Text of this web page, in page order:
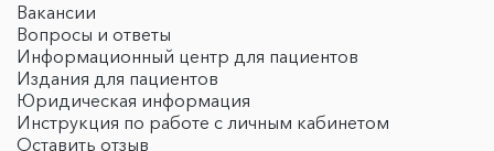
Вакансии
Вопросы и ответы
Информационный центр для пациентов
Издания для пациентов
Юридическая информация
Инструкция по работе с личным кабинетом
Оставить отзыв